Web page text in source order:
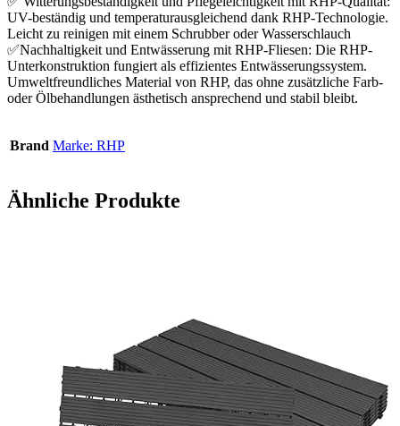
UV-beständig und temperaturausgleichend dank RHP-Technologie.
Leicht zu reinigen mit einem Schrubber oder Wasserschlauch
✅Nachhaltigkeit und Entwässerung mit RHP-Fliesen: Die RHP-
Unterkonstruktion fungiert als effizientes Entwässerungssystem.
Umweltfreundliches Material von RHP, das ohne zusätzliche Farb-
oder Ölbehandlungen ästhetisch ansprechend und stabil bleibt.
Brand Marke: RHP
Ähnliche Produkte